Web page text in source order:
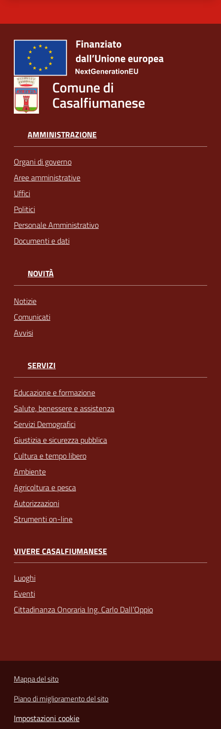
Comune di
Casalfiumanese
AMMINISTRAZIONE
Organi di governo
Aree amministrative
Uffici
Politici
Personale Amministrativo
Documenti e dati
NOVITÀ
Notizie
Comunicati
Avvisi
SERVIZI
Educazione e formazione
Salute, benessere e assistenza
Servizi Demografici
Giustizia e sicurezza pubblica
Cultura e tempo libero
Ambiente
Agricoltura e pesca
Autorizzazioni
Strumenti on-line
VIVERE CASALFIUMANESE
Luoghi
Eventi
Cittadinanza Onoraria Ing. Carlo Dall’Oppio
Mappa del sito
Piano di miglioramento del sito
Impostazioni cookie